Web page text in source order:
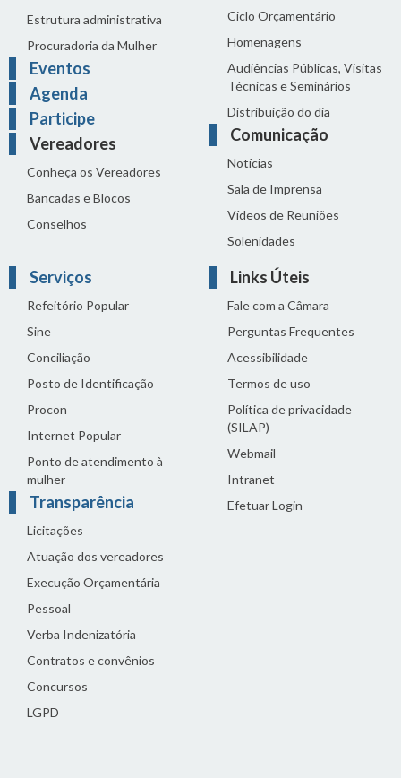
Estrutura administrativa
Procuradoria da Mulher
Eventos
Agenda
Participe
Vereadores
Conheça os Vereadores
Bancadas e Blocos
Conselhos
Ciclo Orçamentário
Homenagens
Audiências Públicas, Visitas
Técnicas e Seminários
Distribuição do dia
Comunicação
Notícias
Sala de Imprensa
Vídeos de Reuniões
Solenidades
Serviços
Refeitório Popular
Sine
Conciliação
Posto de Identificação
Procon
Internet Popular
Ponto de atendimento à
mulher
Transparência
Licitações
Atuação dos vereadores
Execução Orçamentária
Pessoal
Verba Indenizatória
Contratos e convênios
Concursos
LGPD
Links Úteis
Fale com a Câmara
Perguntas Frequentes
Acessibilidade
Termos de uso
Política de privacidade
(SILAP)
Webmail
Intranet
Efetuar Login